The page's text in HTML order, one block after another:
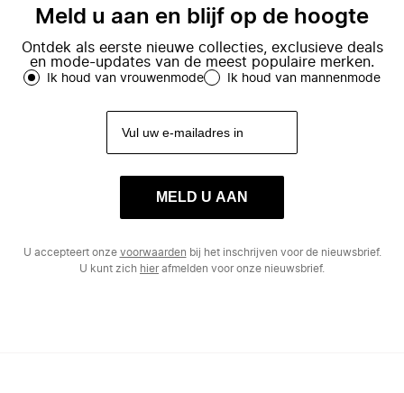
Meld u aan en blijf op de hoogte
Ontdek als eerste nieuwe collecties, exclusieve deals
en mode-updates van de meest populaire merken.
Ik houd van vrouwenmode Ik houd van mannenmode
MELD U AAN
U accepteert onze voorwaarden bij het inschrijven voor de nieuwsbrief.
U kunt zich hierafmelden voor onze nieuwsbrief.